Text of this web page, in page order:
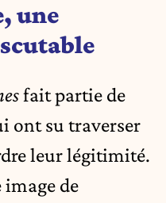
une
fait partie de
ont su traverser
leur légitimité.
image de